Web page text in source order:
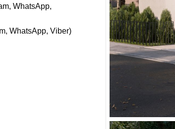
WhatsАpp,
WhatsАpp, Viber)